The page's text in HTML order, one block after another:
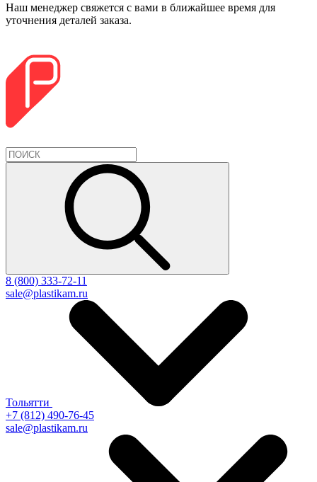
Наш менеджер свяжется с вами в ближайшее время для
уточнения деталей заказа.
8 (800) 333-72-11
sale@plastikam.ru
Тольятти
+7 (812) 490-76-45
sale@plastikam.ru